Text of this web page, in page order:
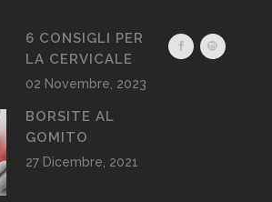
6 CONSIGLI PER
LA CERVICALE
02 Novembre, 2023
BORSITE AL
GOMITO
27 Dicembre, 2021